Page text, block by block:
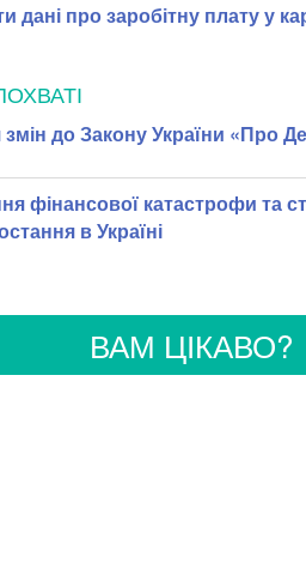
дані про заробітну плату у
до Закону України «Про
фінансової катастрофи та
в Україні
ВАМ ЦІКАВО?